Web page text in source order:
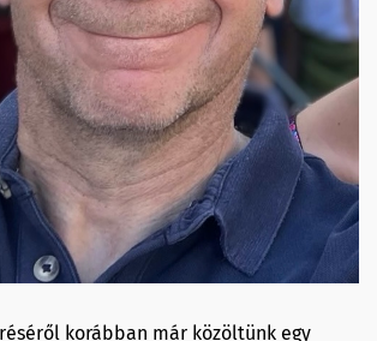
korábban már közöltünk egy